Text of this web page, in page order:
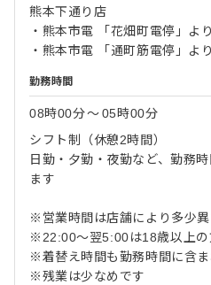
熊本下通り店
・熊本市電 「花畑町電停」よ
・熊本市電 「通町筋電停」よ
勤務時間
08時00分〜05時00分
シフト制（休憩2時間）
日勤・夕勤・夜勤など、勤務
ます
※営業時間は店舗により多少異
※22:00～翌5:00は18歳以上の
※着替え時間も勤務時間に含
※残業は少なめです